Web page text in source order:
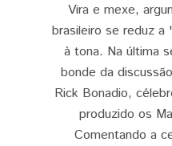
Vira e mexe,
brasileiro se reduz a
à tona. Na última
bonde da
Rick Bonadio,
produzido os
Comentando a